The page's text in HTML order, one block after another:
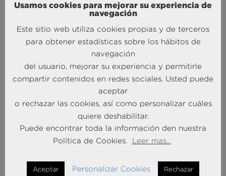
Agencias de viajes: del mostrador al taller de
experiencias
MÁS NOTICIAS SOBRE: CUSTOMER
Usamos cookies para mejorar su experiencia de
navegación
Este sitio web utiliza cookies propias y de terceros
para obtener estadísticas sobre los hábitos de
navegación
del usuario, mejorar su experiencia y permitirle
compartir contenidos en redes sociales. Usted puede
aceptar
o rechazar las cookies, así como personalizar cuáles
quiere deshabilitar.
Puede encontrar toda la información den nuestra
Política de Cookies.
Leer mas...
Aceptar Personalizar Cookies Rechazar